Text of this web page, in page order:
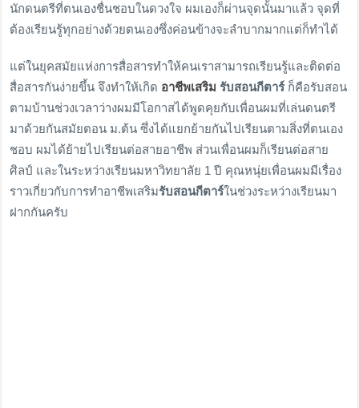
นักดนตรีที่ตนเองชื่นชอบในดวงใจ ผมเองก็ผ่านจุดนั้นมาแล้ว จุดที่
ต้องเรียนรู้ทุกอย่างด้วยตนเองซึ่งค่อนข้างจะลำบากมากแต่ก็ทำได้
แต่ในยุคสมัยแห่งการสื่อสารทำให้คนเราสามารถเรียนรู้และติดต่อ
สื่อสารกันง่ายขึ้น จึงทำให้เกิด อาชีพเสริม รับสอนกีตาร์ก็คือรับสอน
ตามบ้านช่วงเวลาว่างผมมีโอกาสได้พูดคุยกับเพื่อนผมที่เล่นดนตรี
มาด้วยกันสมัยตอน ม.ต้น ซึ่งได้แยกย้ายกันไปเรียนตามสิ่งที่ตนเอง
ชอบ ผมได้ย้ายไปเรียนต่อสายอาชีพ ส่วนเพื่อนผมก็เรียนต่อสาย
ศิลป์ และในระหว่างเรียนมหาวิทยาลัย 1 ปี คุณหนุ่ยเพื่อนผมมีเรื่อง
ราวเกี่ยวกับการทำอาชีพเสริมรับสอนกีตาร์ในช่วงระหว่างเรียนมา
ฝากกันครับ